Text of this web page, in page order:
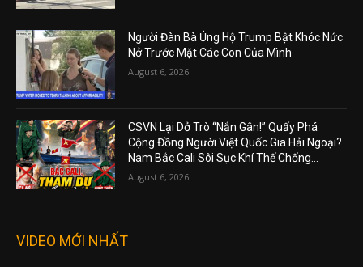
Người Đàn Bà Ủng Hộ Trump Bật Khóc Nức
Nở Trước Mặt Các Con Của Mình
August 6, 2026
CSVN Lại Dở Trò “Nắn Gân!” Quấy Phá
Cộng Đồng Người Việt Quốc Gia Hải Ngoại?
Nam Bắc Cali Sôi Sục Khí Thế Chống...
August 6, 2026
VIDEO MỚI NHẤT